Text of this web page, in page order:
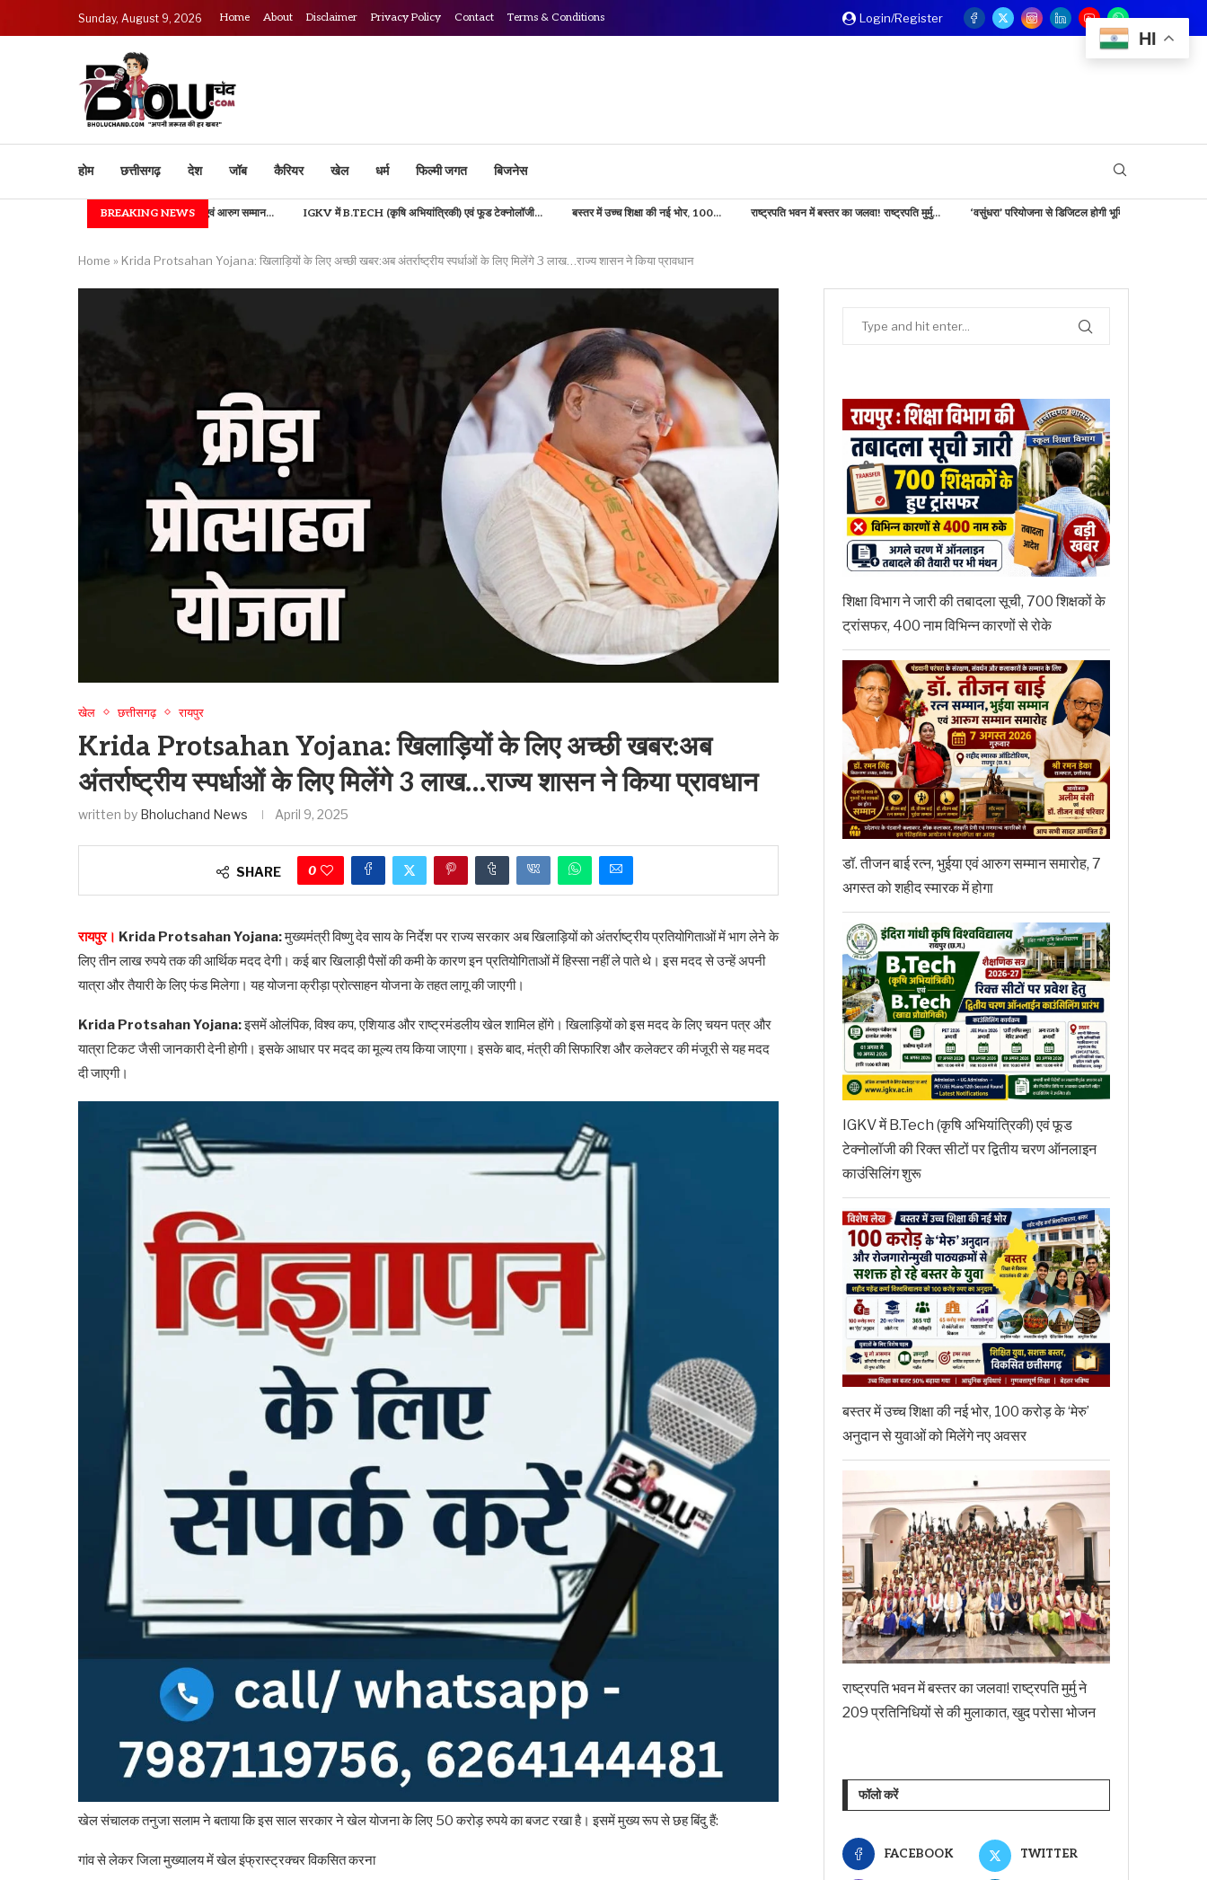
Sunday, August 9, 2026 Home About Disclaimer Privacy Policy Contact Terms & Conditions Login/Register
होम छत्तीसगढ़ देश जॉब कैरियर खेल धर्म फिल्मी जगत बिजनेस
BREAKING NEWS
डॉ. तीजन बाई रत्न, भुईया एवं आरुग सम्मान... IGKV में B.TECH (कृषि अभियांत्रिकी) एवं फूड टेक्नोलॉजी... बस्तर में उच्च शिक्षा की नई भोर, 100... राष्ट्रपति भवन में बस्तर का जलवा! राष्ट्रपति मुर्मु... ‘वसुंधरा’ परियोजना से डिजिटल होगी भूमि व्यवस्था, राजस्व...
Home » Krida Protsahan Yojana: खिलाड़ियों के लिए अच्छी खबर:अब अंतर्राष्ट्रीय स्पर्धाओं के लिए मिलेंगे 3 लाख…राज्य शासन ने किया प्रावधान
खेल छत्तीसगढ़ रायपुर
Krida Protsahan Yojana: खिलाड़ियों के लिए अच्छी खबर:अब
अंतर्राष्ट्रीय स्पर्धाओं के लिए मिलेंगे 3 लाख…राज्य शासन ने किया प्रावधान
written by Bholuchand News April 9, 2025
SHARE 0
रायपुर। Krida Protsahan Yojana:मुख्यमंत्री विष्णु देव साय के निर्देश पर राज्य सरकार अब खिलाड़ियों को अंतर्राष्ट्रीय प्रतियोगिताओं में भाग लेने के
लिए तीन लाख रुपये तक की आर्थिक मदद देगी। कई बार खिलाड़ी पैसों की कमी के कारण इन प्रतियोगिताओं में हिस्सा नहीं ले पाते थे। इस मदद से उन्हें अपनी
यात्रा और तैयारी के लिए फंड मिलेगा। यह योजना क्रीड़ा प्रोत्साहन योजना के तहत लागू की जाएगी।
Krida Protsahan Yojana:इसमें ओलंपिक, विश्व कप, एशियाड और राष्ट्रमंडलीय खेल शामिल होंगे। खिलाड़ियों को इस मदद के लिए चयन पत्र और
यात्रा टिकट जैसी जानकारी देनी होगी। इसके आधार पर मदद का मूल्य तय किया जाएगा। इसके बाद, मंत्री की सिफारिश और कलेक्टर की मंजूरी से यह मदद
दी जाएगी।
खेल संचालक तनुजा सलाम ने बताया कि इस साल सरकार ने खेल योजना के लिए 50 करोड़ रुपये का बजट रखा है। इसमें मुख्य रूप से छह बिंदु हैं:
गांव से लेकर जिला मुख्यालय में खेल इंफ्रास्ट्रक्चर विकसित करना
शिक्षा विभाग ने जारी की तबादला सूची, 700 शिक्षकों के
ट्रांसफर, 400 नाम विभिन्न कारणों से रोके
डॉ. तीजन बाई रत्न, भुईया एवं आरुग सम्मान समारोह, 7
अगस्त को शहीद स्मारक में होगा
IGKV में B.Tech (कृषि अभियांत्रिकी) एवं फूड
टेक्नोलॉजी की रिक्त सीटों पर द्वितीय चरण ऑनलाइन
काउंसिलिंग शुरू
बस्तर में उच्च शिक्षा की नई भोर, 100 करोड़ के ‘मेरु’
अनुदान से युवाओं को मिलेंगे नए अवसर
राष्ट्रपति भवन में बस्तर का जलवा! राष्ट्रपति मुर्मु ने
209 प्रतिनिधियों से की मुलाकात, खुद परोसा भोजन
फॉलो करें
FACEBOOK TWITTER
HI